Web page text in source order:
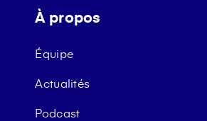
À propos
Équipe
Actualités
Podcast